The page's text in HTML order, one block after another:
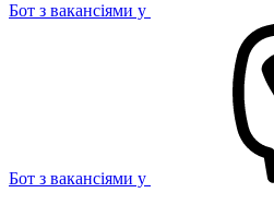
Бот з вакансіями у
Бот з вакансіями у